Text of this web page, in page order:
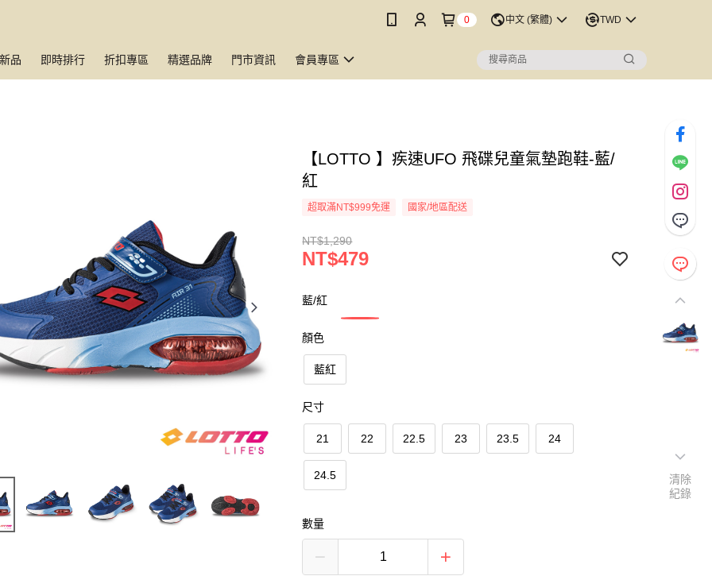
0 中文 (繁體) TWD
品 即時排行 折扣專區 精選品牌 門市資訊 會員專區
【LOTTO 】疾速UFO 飛碟兒童氣墊跑鞋-藍/
紅
超取滿NT$999免運 國家/地區配送
NT$1,290
NT$479
藍/紅
顏色
藍紅
尺寸
21 22 22.5 23 23.5 24
24.5
數量
清除
紀錄